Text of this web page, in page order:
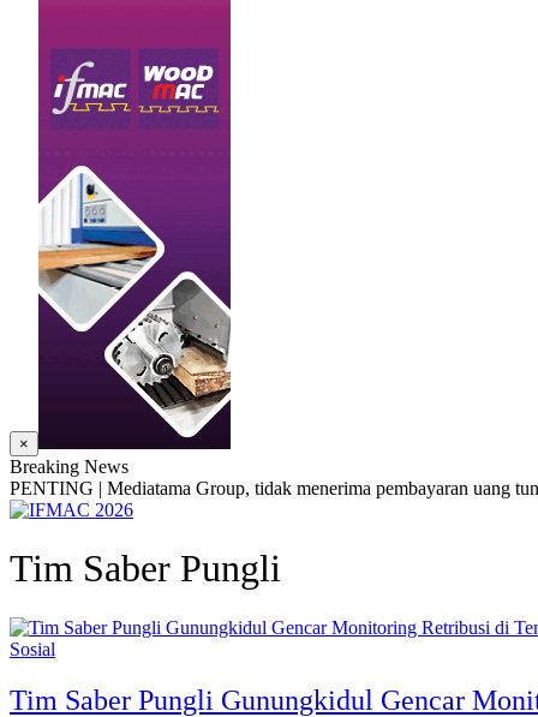
×
Breaking News
PENTING | Mediatama Group, tidak menerima pembayaran uang
Tim Saber Pungli
Sosial
Tim Saber Pungli Gunungkidul Gencar